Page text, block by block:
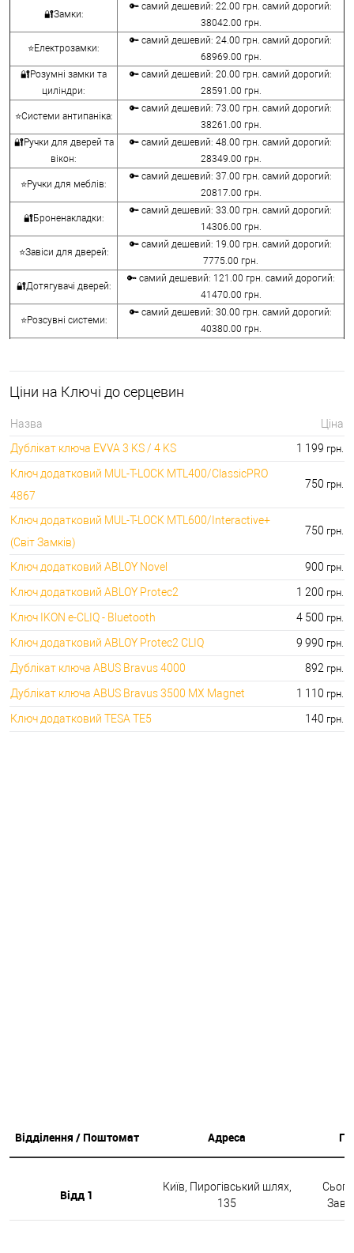
🔐Замки:
🔑 самий дешевий: 22.00 грн. самий дорогий:
38042.00 грн.
⭐Електрозамки:
🔑 самий дешевий: 24.00 грн. самий дорогий:
68969.00 грн.
🔐Розумні замки та
циліндри:
🔑 самий дешевий: 20.00 грн. самий дорогий:
28591.00 грн.
⭐Системи антипаніка:
🔑 самий дешевий: 73.00 грн. самий дорогий:
38261.00 грн.
🔐Ручки для дверей та
вікон:
🔑 самий дешевий: 48.00 грн. самий дорогий:
28349.00 грн.
⭐Ручки для меблів:
🔑 самий дешевий: 37.00 грн. самий дорогий:
20817.00 грн.
🔐Броненакладки:
🔑 самий дешевий: 33.00 грн. самий дорогий:
14306.00 грн.
⭐Завіси для дверей:
🔑 самий дешевий: 19.00 грн. самий дорогий:
7775.00 грн.
🔐Дотягувачі дверей:
🔑 самий дешевий: 121.00 грн. самий дорогий:
41470.00 грн.
⭐Розсувні системи:
🔑 самий дешевий: 30.00 грн. самий дорогий:
40380.00 грн.
⭐Сейфи:
🔐Домофони:
⭐Сигналізація AJAX:
🔑 самий дешевий: грн. самий дорогий: грн.
Ціни на Ключі до серцевин
Назва
Ціна
Дублікат ключа EVVA 3 KS / 4 KS
1 199 грн.
Ключ додатковий MUL-T-LOCK MTL400/ClassicPRO
4867
750 грн.
Ключ додатковий MUL-T-LOCK MTL600/Interactive+
(Світ Замків)
750 грн.
Ключ додатковий ABLOY Novel 900 грн.
Ключ додатковий ABLOY Protec2 1 200 грн.
Ключ IKON e-CLIQ - Bluetooth 4 500 грн.
Ключ додатковий ABLOY Protec2 CLIQ 9 990 грн.
Дублікат ключа ABUS Bravus 4000 892 грн.
Дублікат ключа ABUS Bravus 3500 MX Magnet 1 110 грн.
Ключ додатковий TESA TE5 140 грн.
Відділення / Поштомат Адреса
Відд 1
Київ, Пирогівський шлях,
135